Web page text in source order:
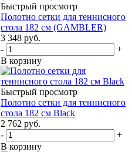
Быстрый просмотр
Полотно сетки для теннисного
стола 182 см (GAMBLER)
3 348 руб.
-
+
В корзину
Быстрый просмотр
Полотно сетки для теннисного
стола 182 см Black
2 762 руб.
-
+
В корзину